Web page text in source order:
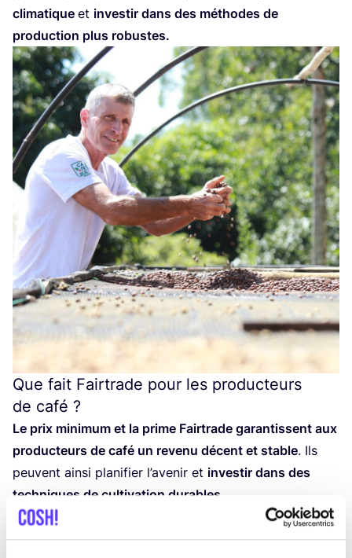
cli­ma­tique et inves­tir dans des méthodes de
pro­duc­tion plus robustes.
Que fait Fairtrade pour les producteurs
de café ?
Le prix mini­mum et la prime Fair­trade garan­tissent aux
pro­duc­teurs de café un reve­nu décent et stable. Ils
peuvent ain­si pla­ni­fier l’a­ve­nir et inves­tir dans des
tech­niques de culti­va­tion durables
En plus de cela, Fair­trade a éga­le­ment desvaleurs